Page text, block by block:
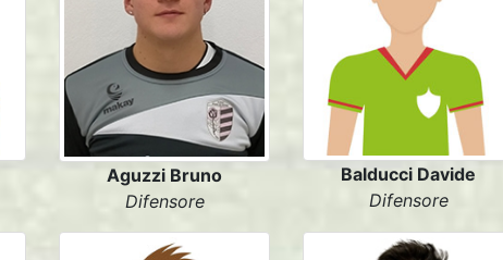
Aguzzi Bruno
Difensore
Balducci Davide
Difensore